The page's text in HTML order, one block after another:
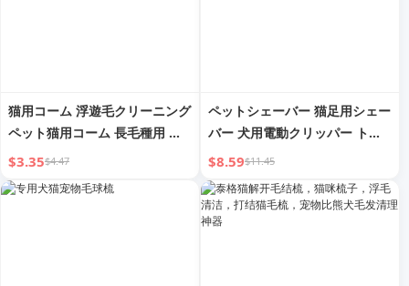
猫用コーム 浮遊毛クリーニング
ペット猫用コーム 長毛種用 犬
用毛玉取り コーム ストレート
コーム スチールコーム
$3.35$4.47
ペットシェーバー 猫足用シェー
バー 犬用電動クリッパー トイ
プードル用毛刈り専用 ファンタ
スティックネット 子犬用トリミ
ングクリッパー
$8.59$11.45